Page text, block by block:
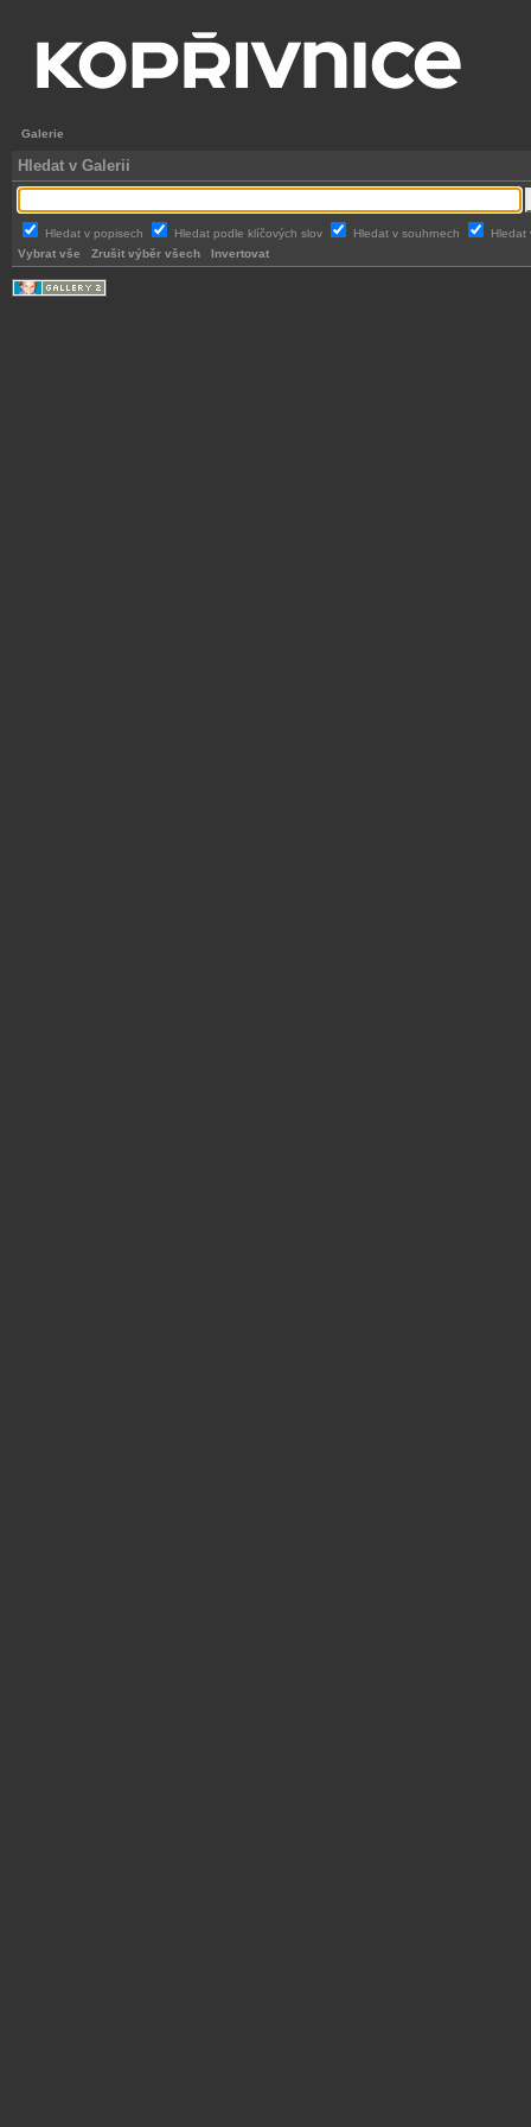
Galerie
Hledat v Galerii
Hledat v popisech Hledat podle klíčových slov Hledat v souhrnech
Hledat
Vybrat vše
Zrušit výběr všech Invertovat